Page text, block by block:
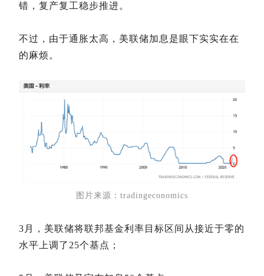
错，复产复工稳步推进。
不过，由于通胀太高，美联储加息是眼下实实在在
的麻烦。
图片来源：tradingeconomics
3月，美联储将联邦基金利率目标区间从接近于零的
水平上调了25个基点；